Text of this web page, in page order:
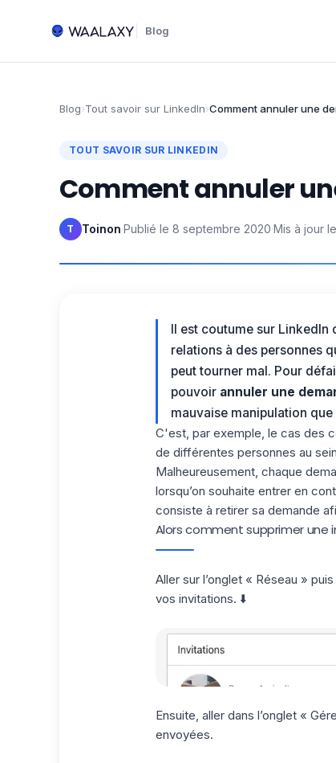
Blog
Blog›Tout savoir sur LinkedIn›Comment annuler une
TOUT SAVOIR SUR LINKEDIN
Comment annuler
T Toinon·Publié le 8 septembre 2020·Mis à jour le
Il est coutume sur
relations à des personnes
peut tourner mal. Pour
pouvoir annuler une
mauvaise manipulation
C'est, par exemple, le cas des
de différentes personnes au
Malheureusement, chaque
lorsqu’on souhaite entrer en
consiste à retirer sa demande
Alors comment supprimer une
Aller sur l’onglet « Réseau »
vos invitations. ⬇️
Ensuite, aller dans l’onglet «
envoyées.